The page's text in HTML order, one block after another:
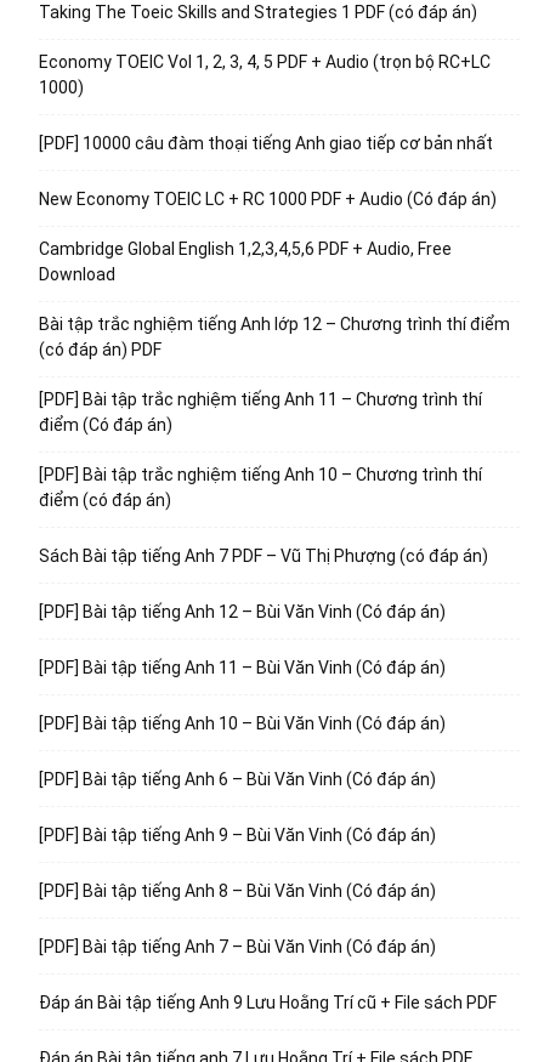
Taking The Toeic Skills and Strategies 1 PDF (có đáp án)
Economy TOEIC Vol 1, 2, 3, 4, 5 PDF + Audio (trọn bộ RC+LC
1000)
[PDF] 10000 câu đàm thoại tiếng Anh giao tiếp cơ bản nhất
New Economy TOEIC LC + RC 1000 PDF + Audio (Có đáp án)
Cambridge Global English 1,2,3,4,5,6 PDF + Audio, Free
Download
Bài tập trắc nghiệm tiếng Anh lớp 12 – Chương trình thí điểm
(có đáp án) PDF
[PDF] Bài tập trắc nghiệm tiếng Anh 11 – Chương trình thí
điểm (Có đáp án)
[PDF] Bài tập trắc nghiệm tiếng Anh 10 – Chương trình thí
điểm (có đáp án)
Sách Bài tập tiếng Anh 7 PDF – Vũ Thị Phượng (có đáp án)
[PDF] Bài tập tiếng Anh 12 – Bùi Văn Vinh (Có đáp án)
[PDF] Bài tập tiếng Anh 11 – Bùi Văn Vinh (Có đáp án)
[PDF] Bài tập tiếng Anh 10 – Bùi Văn Vinh (Có đáp án)
[PDF] Bài tập tiếng Anh 6 – Bùi Văn Vinh (Có đáp án)
[PDF] Bài tập tiếng Anh 9 – Bùi Văn Vinh (Có đáp án)
[PDF] Bài tập tiếng Anh 8 – Bùi Văn Vinh (Có đáp án)
[PDF] Bài tập tiếng Anh 7 – Bùi Văn Vinh (Có đáp án)
Đáp án Bài tập tiếng Anh 9 Lưu Hoằng Trí cũ + File sách PDF